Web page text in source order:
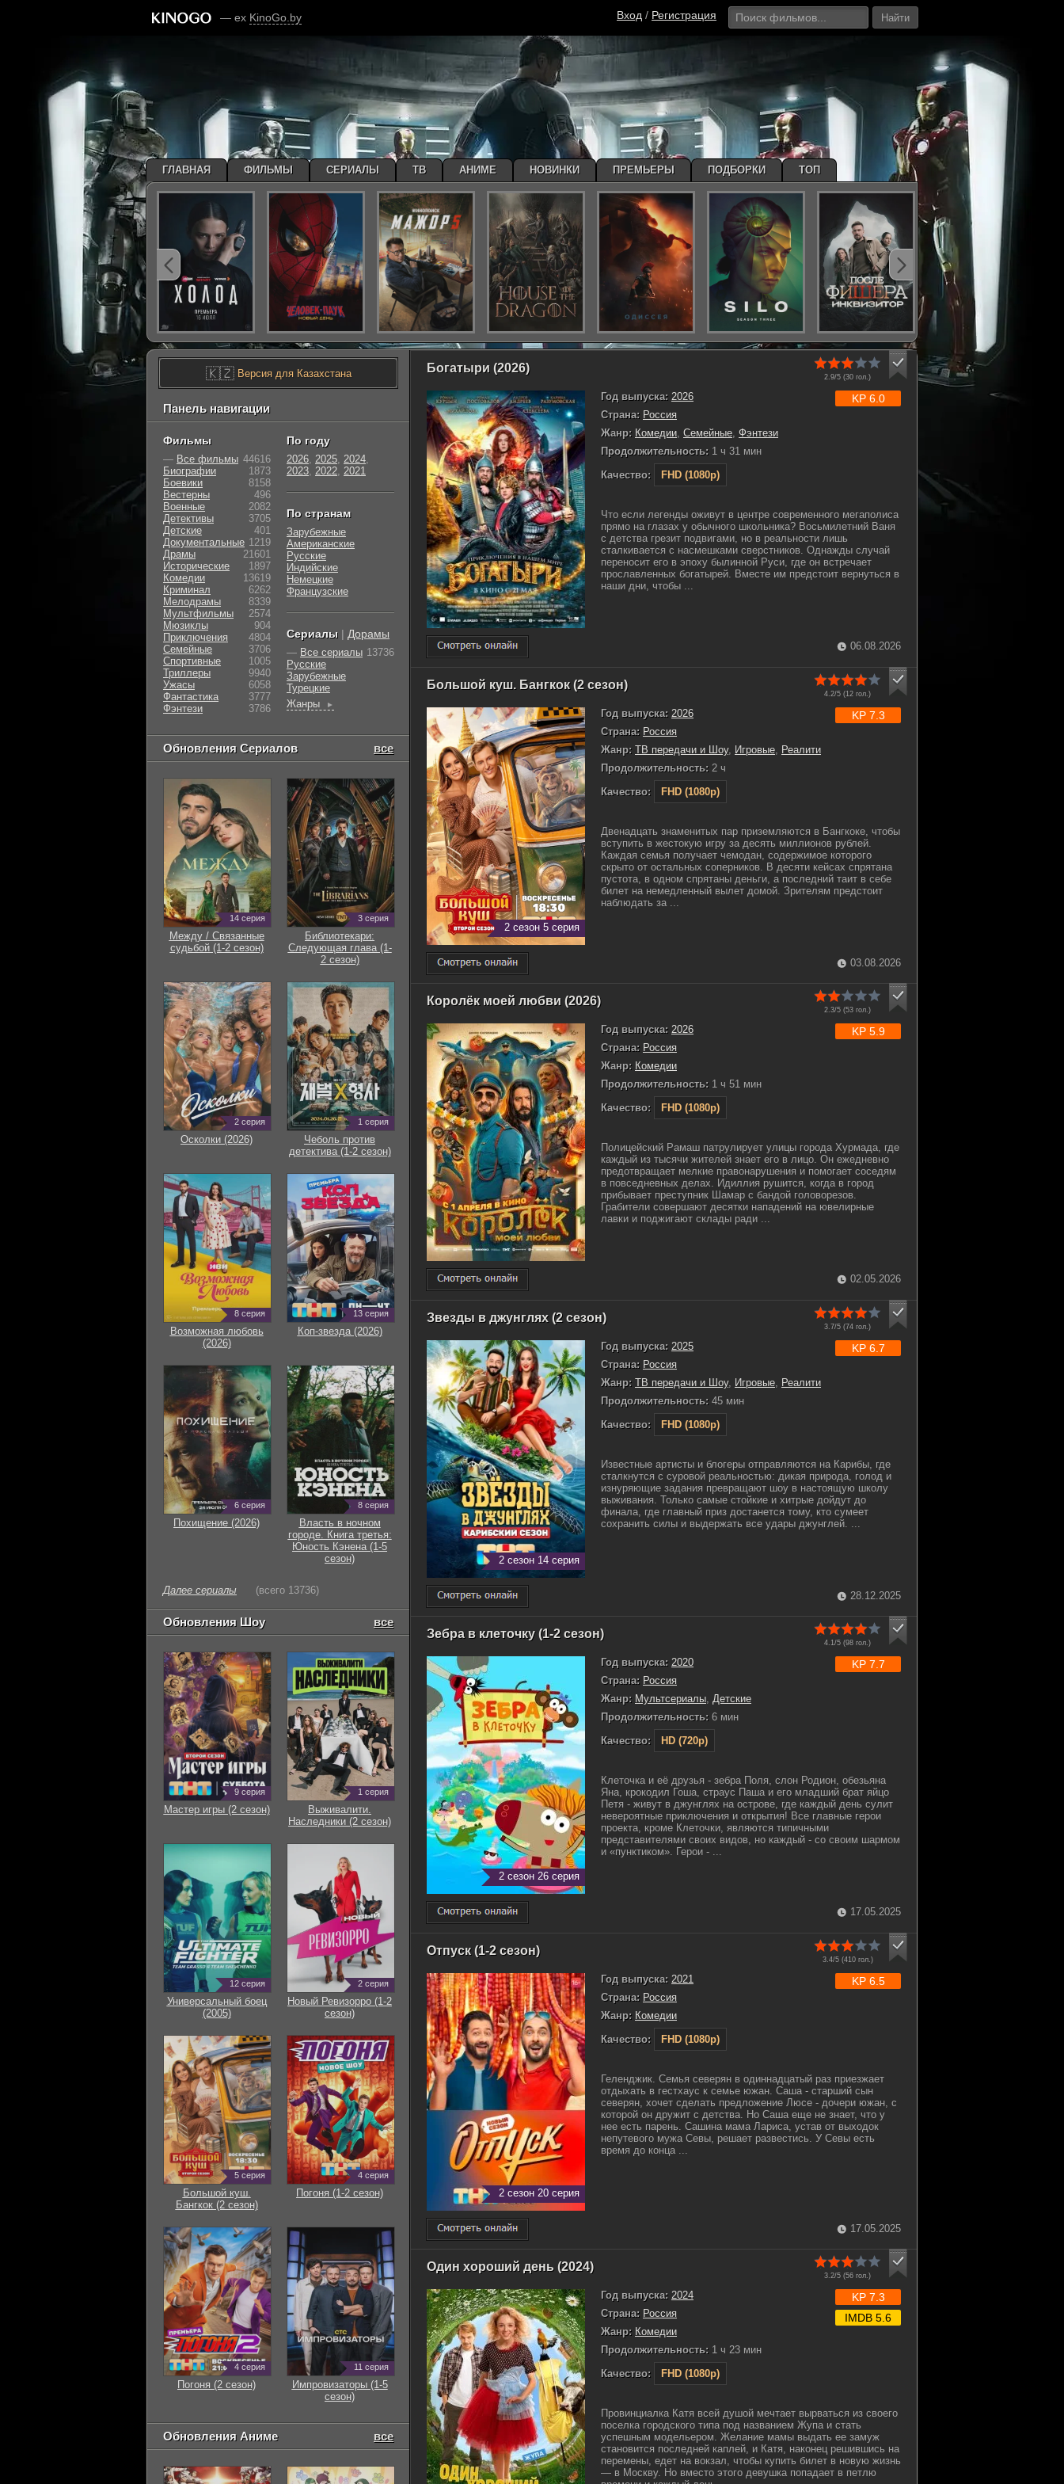
— ex KinoGo.by Вход / Регистрация Найти
Богатыри (2026)
2.9/5 (30 гол.)
Год выпуска: 2026
Страна: Россия
Жанр: Комедии, Семейные, Фэнтези
Продолжительность: 1 ч 31 мин
Качество:
FHD (1080p)
KP 6.0
Что если легенды оживут в центре современного мегаполиса
прямо на глазах у обычного школьника? Восьмилетний Ваня
с детства грезит подвигами, но в реальности лишь
сталкивается с насмешками сверстников. Однажды случай
переносит его в эпоху былинной Руси, где он встречает
прославленных богатырей. Вместе им предстоит вернуться в
наши дни, чтобы ...
06.08.2026
Большой куш. Бангкок (2 сезон)
4.2/5 (12 гол.)
2 сезон 5 серия
Год выпуска: 2026
Страна: Россия
Жанр: ТВ передачи и Шоу, Игровые Реалити
Продолжительность: 2 ч
Качество:
FHD (1080p)
KP 7.3
Двенадцать знаменитых пар приземляются в Бангкоке, чтобы
вступить в жестокую игру за десять миллионов рублей.
Каждая семья получает чемодан, содержимое которого
скрыто от остальных соперников. В десяти кейсах спрятана
пустота, в одном спрятаны деньги, а последний таит в себе
билет на немедленный вылет домой. Зрителям предстоит
наблюдать за ...
03.08.2026
Королёк моей любви (2026)
2.3/5 (53 гол.)
Год выпуска: 2026
Страна: Россия
Жанр: Комедии
Продолжительность: 1 ч 51 мин
Качество:
FHD (1080p)
KP 5.9
Полицейский Рамаш патрулирует улицы города Хурмада, где
каждый из тысячи жителей знает его в лицо. Он ежедневно
предотвращает мелкие правонарушения и помогает соседям
в повседневных делах. Идиллия рушится, когда в город
прибывает преступник Шамар с бандой головорезов.
Грабители совершают десятки нападений на ювелирные
лавки и поджигают склады ради ...
02.05.2026
Звезды в джунглях (2 сезон)
3.7/5 (74 гол.)
2 сезон 14 серия
Год выпуска: 2025
Страна: Россия
Жанр: ТВ передачи и Шоу, Игровые Реалити
Продолжительность: 45 мин
Качество:
FHD (1080p)
KP 6.7
Известные артисты и блогеры отправляются на Карибы, где
сталкнутся с суровой реальностью: дикая природа, голод и
изнуряющие задания превращают шоу в настоящую школу
выживания. Только самые стойкие и хитрые дойдут до
финала, где главный приз достанется тому, кто сумеет
сохранить силы и выдержать все удары джунглей. ...
28.12.2025
Зебра в клеточку (1-2 сезон)
4.1/5 (98 гол.)
2 сезон 26 серия
Год выпуска: 2020
Страна: Россия
Жанр: Мультсериалы, Детские
Продолжительность: 6 мин
Качество:
HD (720p)
KP 7.7
Клеточка и её друзья - зебра Поля, слон Родион, обезьяна
Яна, крокодил Гоша, страус Паша и его младший брат яйцо
Петя - живут в джунглях на острове, где каждый день сулит
невероятные приключения и открытия! Все главные герои
проекта, кроме Клеточки, являются типичными
представителями своих видов, но каждый - со своим шармом
и «пунктиком». Герои - ...
17.05.2025
Отпуск (1-2 сезон)
3.4/5 (410гол.)
2 сезон 20 серия
Год выпуска: 2021
Страна: Россия
Жанр: Комедии
Качество:
FHD (1080p)
KP 6.5
Геленджик. Семья северян в одиннадцатый раз приезжает
отдыхать в гестхаус к семье южан. Саша - старший сын
северян, хочет сделать предложение Люсе - дочери южан, с
которой он дружит с детства. Но Саша еще не знает, что у
нее есть парень. Сашина мама Лариса, устав от выходок
непутевого мужа Севы, решает развестись. У Севы есть
время до конца ...
17.05.2025
Один хороший день (2024)
3.2/5 (56 гол.)
Год выпуска: 2024
Страна: Россия
Жанр: Комедии
Продолжительность: 1 ч 23 мин
Качество:
FHD (1080p)
KP 7.3
IMDB 5.6
Провинциалка Катя всей душой мечтает вырваться из своего
поселка городского типа под названием Жупа и стать
успешным модельером. Желание мамы выдать ее замуж
становится последней каплей, и Катя, наконец решившись на
перемены, едет на вокзал, чтобы купить билет в новую жизнь
— в Москву. Но вместо этого девушка попадает в петлю
🇰🇿Версия для Казахстана
Панель навигации
Фильмы
— Все фильмы 44616
Биографии
1873
Боевики
8158
Вестерны
496
Военные
2082
Детективы
3705
Детские
401
Документальные 1219
Драмы
21601
Исторические
1897
Комедии
13619
Криминал
6262
Мелодрамы
8339
Мультфильмы
2574
Мюзиклы
904
Приключения
4804
Семейные
3706
Cпортивные
1005
Триллеры
9940
Ужасы
6058
Фантастика
3777
Фэнтези
3786
По году
2026, 2025, 2024,
2023, 2022, 2021
По странам
Зарубежные
Американские
Русские
Индийские
Немецкие
Французские
Сериалы | Дорамы
— Все сериалы 13736
Русские
Зарубежные
Турецкие
Жанры
►
Обновления Сериалов все
14 серия
Между / Связанные
судьбой (1-2 сезон)
3 серия
Библиотекари:
Следующая глава (1-
2 сезон)
2 серия
Осколки (2026)
1 серия
Чеболь против
детектива (1-2 сезон)
8 серия
Возможная любовь
(2026)
13 серия
Коп-звезда (2026)
6 серия
Похищение (2026)
8 серия
Власть в ночном
городе. Книга третья:
Юность Кэнена (1-5
сезон)
Далее сериалы (всего 13736)
Обновления Шоу все
9 серия
Мастер игры (2 сезон)
1 серия
Выживалити.
Наследники (2 сезон)
12 серия
Универсальный боец
(2005)
2 серия
Новый Ревизорро (1-2
сезон)
5 серия
Большой куш.
Бангкок (2 сезон)
4 серия
Погоня (1-2 сезон)
4 серия
Погоня (2 сезон)
11 серия
Импровизаторы (1-5
сезон)
Обновления Аниме все
ГЛАВНАЯ ФИЛЬМЫ СЕРИАЛЫ ТВ АНИМЕ НОВИНКИ ПРЕМЬЕРЫ ПОДБОРКИ ТОП